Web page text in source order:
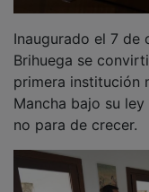
Inaugurado el 7 de
Brihuega se
primera institución
Mancha bajo su
no para de crecer.